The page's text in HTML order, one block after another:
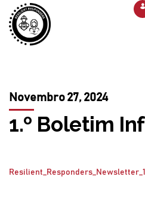
Novembro 27, 2024
1.º Boletim